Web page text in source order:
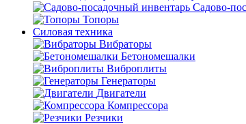
Садово-
Топоры
Силовая техника
Вибраторы
Бетономешалки
Виброплиты
Генераторы
Двигатели
Компрессора
Резчики